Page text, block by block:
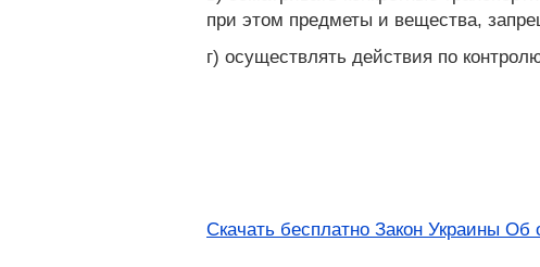
при этом предметы и вещества,
г) осуществлять действия по
Скачать бесплатно Закон Украины